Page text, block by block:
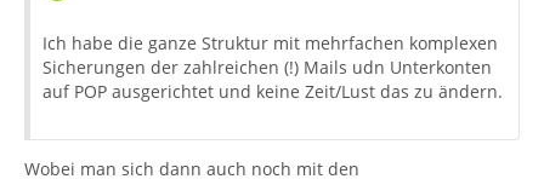
Ich habe die ganze Struktur mit mehrfachen komplexen
Sicherungen der zahlreichen (!) Mails udn Unterkonten
auf POP ausgerichtet und keine Zeit/Lust das zu ändern.
Wobei man sich dann auch noch mit den